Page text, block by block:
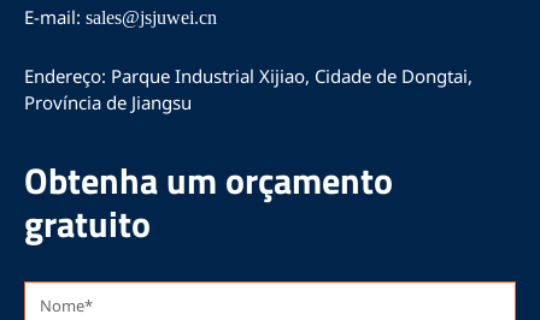
m
E-mail: sales@jsjuwei.cn
Endereço: Parque Industrial Xijiao, Cidade de Dongtai,
Província de Jiangsu
Obtenha um orçamento
gratuito